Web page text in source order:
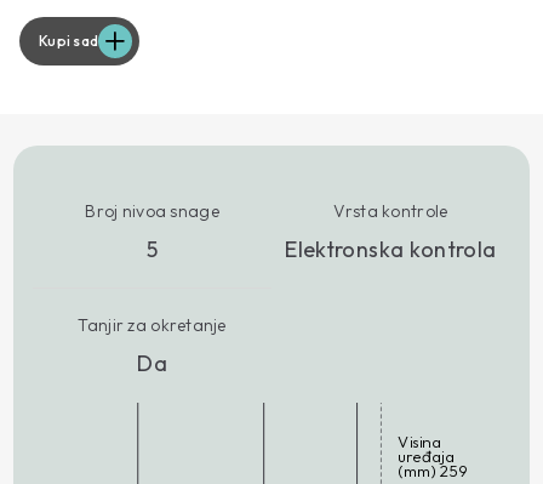
Kupi sad
Broj nivoa snage
5
Vrsta kontrole
Elektronska kontrola
Tanjir za okretanje
Da
Visina
uređaja
(mm) 259